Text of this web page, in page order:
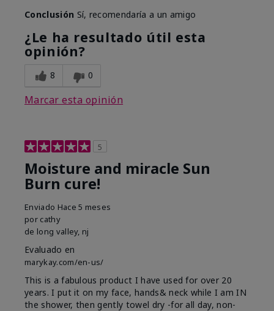
Conclusión Sí, recomendaría a un amigo
¿Le ha resultado útil esta
opinión?
8 0
Marcar esta opinión
5
Moisture and miracle Sun
Burn cure!
Enviado Hace 5 meses
por cathy
de long valley, nj
Evaluado en
marykay.com/en-us/
This is a fabulous product I have used for over 20
years. I put it on my face, hands& neck while I am IN
the shower, then gently towel dry -for all day, non-